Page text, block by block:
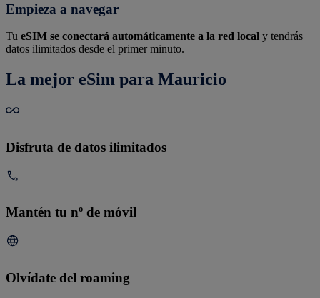
Empieza a navegar
Tu eSIM se conectará automáticamente a la red local y tendrás
datos ilimitados desde el primer minuto.
La mejor eSim para Mauricio
Disfruta de datos ilimitados
Mantén tu nº de móvil
Olvídate del roaming